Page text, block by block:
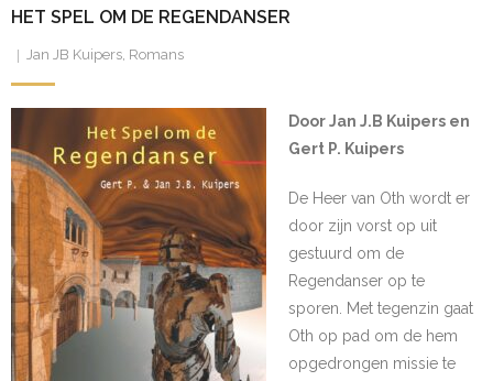
HET SPEL OM DE REGENDANSER
Jan JB Kuipers, Romans
Door Jan J.B Kuipers en
Gert P. Kuipers
De Heer van Oth wordt er
door zijn vorst op uit
gestuurd om de
Regendanser op te
sporen. Met tegenzin gaat
Oth op pad om de hem
opgedrongen missie te